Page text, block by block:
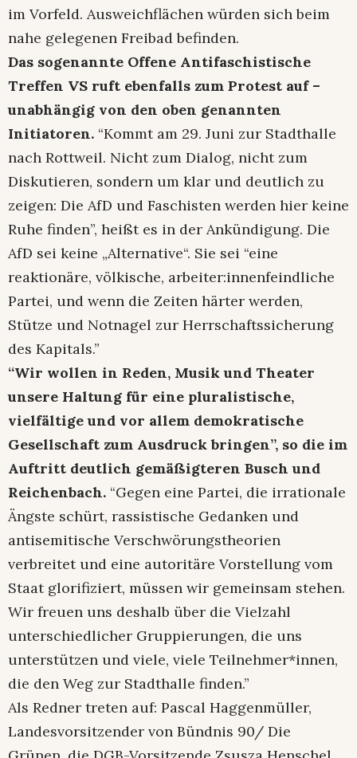
im Vorfeld. Ausweichflächen würden sich beim
nahe gelegenen Freibad befinden.
Das sogenannte Offene Antifaschistische
Treffen VS ruft ebenfalls zum Protest auf –
unabhängig von den oben genannten
Initiatoren. “Kommt am 29. Juni zur Stadthalle
nach Rottweil. Nicht zum Dialog, nicht zum
Diskutieren, sondern um klar und deutlich zu
zeigen: Die AfD und Faschisten werden hier keine
Ruhe finden”, heißt es in der Ankündigung. Die
AfD sei keine „Alternative“. Sie sei “eine
reaktionäre, völkische, arbeiter:innenfeindliche
Partei, und wenn die Zeiten härter werden,
Stütze und Notnagel zur Herrschaftssicherung
des Kapitals.”
“Wir wollen in Reden, Musik und Theater
unsere Haltung für eine pluralistische,
vielfältige und vor allem demokratische
Gesellschaft zum Ausdruck bringen”, so die im
Auftritt deutlich gemäßigteren Busch und
Reichenbach. “Gegen eine Partei, die irrationale
Ängste schürt, rassistische Gedanken und
antisemitische Verschwörungstheorien
verbreitet und eine autoritäre Vorstellung vom
Staat glorifiziert, müssen wir gemeinsam stehen.
Wir freuen uns deshalb über die Vielzahl
unterschiedlicher Gruppierungen, die uns
unterstützen und viele, viele Teilnehmer*innen,
die den Weg zur Stadthalle finden.”
Als Redner treten auf: Pascal Haggenmüller,
Landesvorsitzender von Bündnis 90/ Die